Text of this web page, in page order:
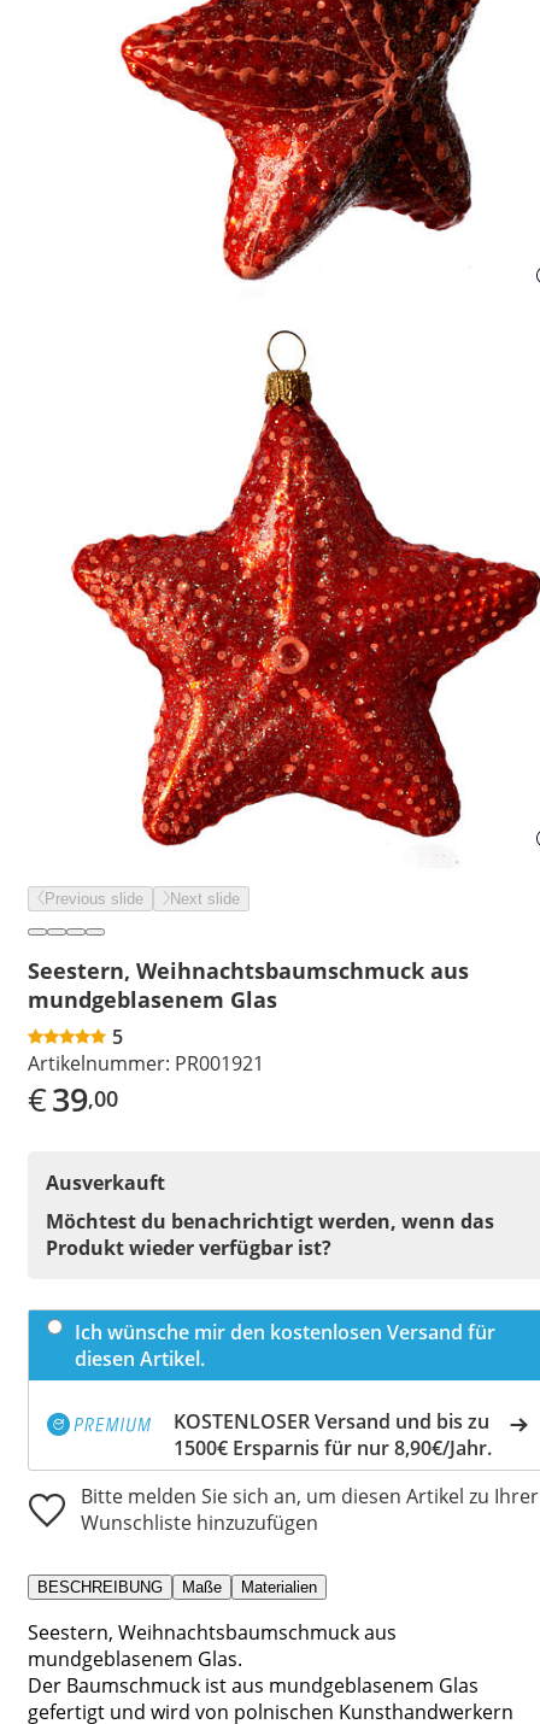
Previous slide Next slide
Seestern, Weihnachtsbaumschmuck aus
mundgeblasenem Glas
5
Artikelnummer: PR001921
€39,00
Ausverkauft
Möchtest du benachrichtigt werden, wenn das
Produkt wieder verfügbar ist?
Ich wünsche mir den kostenlosen Versand für
diesen Artikel.
KOSTENLOSER Versand und bis zu
1500€ Ersparnis für nur 8,90€/Jahr.
Bitte melden Sie sich an, um diesen Artikel zu Ihrer
Wunschliste hinzuzufügen
BESCHREIBUNG Maße Materialien
Seestern, Weihnachtsbaumschmuck aus
mundgeblasenem Glas.
Der Baumschmuck ist aus mundgeblasenem Glas
gefertigt und wird von polnischen Kunsthandwerkern